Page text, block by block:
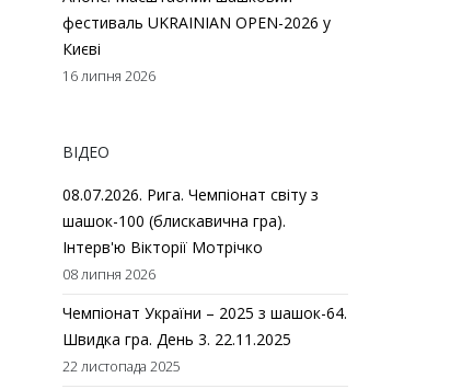
фестиваль UKRAINIAN OPEN-2026 у
Києві
16 липня 2026
ВІДЕО
08.07.2026. Рига. Чемпіонат світу з
шашок-100 (блискавична гра).
Інтерв'ю Вікторії Мотрічко
08 липня 2026
Чемпіонат України – 2025 з шашок-64.
Швидка гра. День 3. 22.11.2025
22 листопада 2025